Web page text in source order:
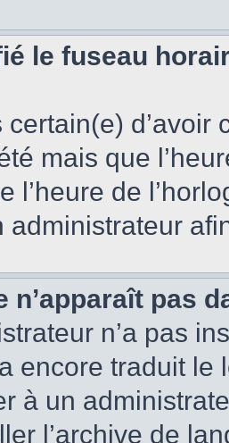
le fuseau
certain(e)
mais que
l’heure de
administrateur
n’apparaît pas
n’a pas
encore traduit
à un
l’archive de